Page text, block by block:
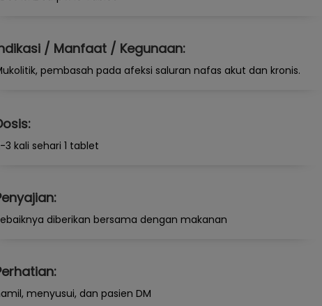
/ Manfaat / Kegunaan:
pembasah pada afeksi saluran nafas akut dan kronis.
3 kali sehari 1 tablet
diberikan bersama dengan makanan
menyusui, dan pasien DM